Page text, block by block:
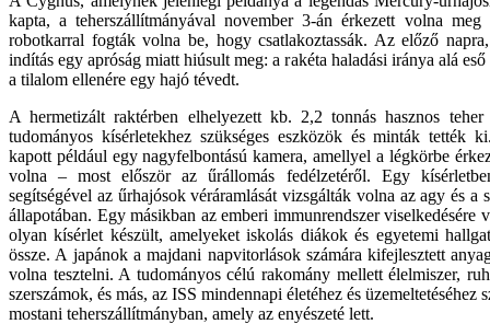
kapta, a teherszállítmányával november 3-án érkezett volna
robotkarral fogták volna be, hogy csatlakoztassák. Az előző
indítás egy apróság miatt hiúsult meg: a rakéta haladási iránya alá
a tilalom ellenére egy hajó tévedt.
A hermetizált raktérben elhelyezett kb. 2,2 tonnás hasznos teher
tudományos kísérletekhez szükséges eszközök és minták tették
kapott például egy nagyfelbontású kamera, amellyel a légkörbe
volna – most először az űrállomás fedélzetéről. Egy
segítségével az űrhajósok véráramlását vizsgálták volna az agy és a
állapotában. Egy másikban az emberi immunrendszer viselkedésére
olyan kísérlet készült, amelyeket iskolás diákok és egyetemi
össze. A japánok a majdani napvitorlások számára kifejlesztett
volna tesztelni. A tudományos célú rakomány mellett élelmiszer,
szerszámok, és más, az ISS mindennapi életéhez és üzemeltetéséhez
mostani teherszállítmányban, amely az enyészeté lett.